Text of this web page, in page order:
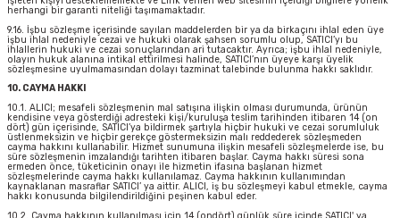
herhangi bir garanti niteliği taşımamaktadır.
9.16. İşbu sözleşme içerisinde sayılan maddelerden bir ya da birkaçını ihlal eden üye
işbu ihlal nedeniyle cezai ve hukuki olarak şahsen sorumlu olup, SATICI’yı bu
ihlallerin hukuki ve cezai sonuçlarından ari tutacaktır. Ayrıca; işbu ihlal nedeniyle,
olayın hukuk alanına intikal ettirilmesi halinde, SATICI’nın üyeye karşı üyelik
sözleşmesine uyulmamasından dolayı tazminat talebinde bulunma hakkı saklıdır.
10. CAYMA HAKKI
10.1. ALICI; mesafeli sözleşmenin mal satışına ilişkin olması durumunda, ürünün
kendisine veya gösterdiği adresteki kişi/kuruluşa teslim tarihinden itibaren 14 (on
dört) gün içerisinde, SATICI’ya bildirmek şartıyla hiçbir hukuki ve cezai sorumluluk
üstlenmeksizin ve hiçbir gerekçe göstermeksizin malı reddederek sözleşmeden
cayma hakkını kullanabilir. Hizmet sunumuna ilişkin mesafeli sözleşmelerde ise, bu
süre sözleşmenin imzalandığı tarihten itibaren başlar. Cayma hakkı süresi sona
ermeden önce, tüketicinin onayı ile hizmetin ifasına başlanan hizmet
sözleşmelerinde cayma hakkı kullanılamaz. Cayma hakkının kullanımından
kaynaklanan masraflar SATICI’ ya aittir. ALICI, iş bu sözleşmeyi kabul etmekle, cayma
hakkı konusunda bilgilendirildiğini peşinen kabul eder.
10.2. Cayma hakkının kullanılması için 14 (ondört) günlük süre içinde SATICI' ya